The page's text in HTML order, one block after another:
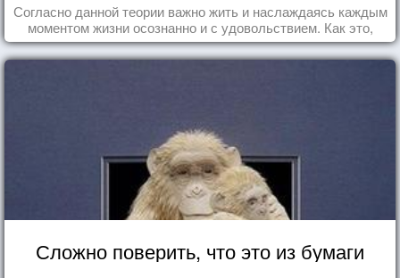
Согласно данной теории важно жить и наслаждаясь каждым
моментом жизни осознанно и с удовольствием. Как это,
попробуем разобраться на реальных примерах.
Сложно поверить, что это из бумаги